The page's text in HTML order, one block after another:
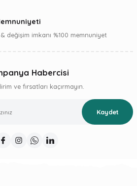
Gönder
değişim imkanı %100 memnuniyet
Habercisi
ve fırsatları kaçırmayın.
Kaydet